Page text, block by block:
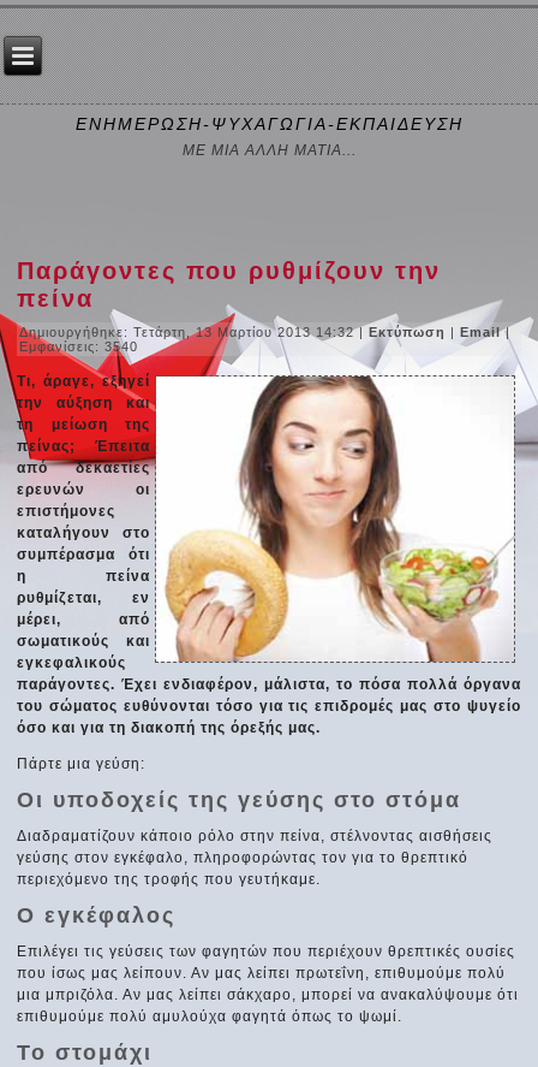
ΕΝΗΜΕΡΩΣΗ-ΨΥΧΑΓΩΓΙΑ-ΕΚΠΑΙΔΕΥΣΗ
ΜΕ ΜΙΑ ΑΛΛΗ ΜΑΤΙΑ...
Παράγοντες που ρυθμίζουν την
πείνα
Δημιουργήθηκε: Τετάρτη, 13 Μαρτίου 2013 14:32|Εκτύπωση |Email|
Εμφανίσεις: 3540
Τι, άραγε, εξηγεί
την αύξηση και
τη μείωση της
πείνας; Έπειτα
από δεκαετίες
ερευνών οι
επιστήμονες
καταλήγουν στο
συμπέρασμα ότι
η πείνα
ρυθμίζεται, εν
μέρει, από
σωματικούς και
εγκεφαλικούς
παράγοντες. Έχει ενδιαφέρον, μάλιστα, το πόσα πολλά όργανα
του σώματος ευθύνονται τόσο για τις επιδρομές μας στο ψυγείο
όσο και για τη διακοπή της όρεξής μας.
Πάρτε μια γεύση:
Οι υποδοχείς της γεύσης στο στόμα
Διαδραματίζουν κάποιο ρόλο στην πείνα, στέλνοντας αισθήσεις
γεύσης στον εγκέφαλο, πληροφορώντας τον για το θρεπτικό
περιεχόμενο της τροφής που γευτήκαμε.
Ο εγκέφαλος
Επιλέγει τις γεύσεις των φαγητών που περιέχουν θρεπτικές ουσίες
που ίσως μας λείπουν. Αν μας λείπει πρωτεΐνη, επιθυμούμε πολύ
μια μπριζόλα. Αν μας λείπει σάκχαρο, μπορεί να ανακαλύψουμε ότι
επιθυμούμε πολύ αμυλούχα φαγητά όπως το ψωμί.
Το στομάχι